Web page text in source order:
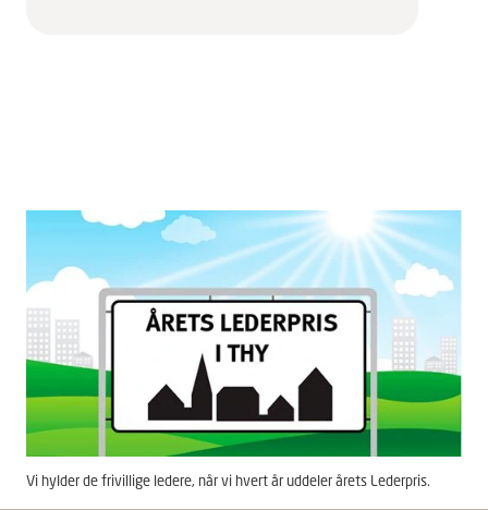
Vi hylder de frivillige ledere, når vi hvert år uddeler årets Lederpris.